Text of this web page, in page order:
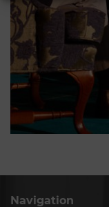
Navigation